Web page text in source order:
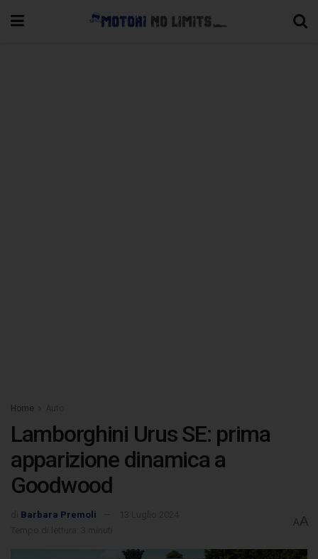
Home
Lamborghini Urus SE: prima
apparizione dinamica a
Goodwood
Barbara Premoli
AA